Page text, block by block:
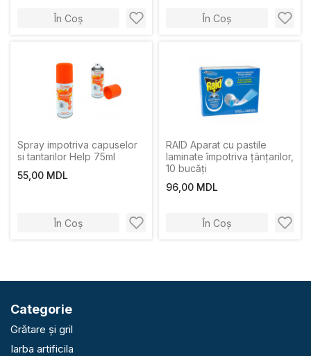
În Coș În Coș
Spray impotriva capuselor
si tantarilor Help 75ml
55,00 MDL
În Coș
RAID Aparat cu pastile
laminate împotriva țânțarilor,
10 bucăți
96,00 MDL
În Coș
Categorie
Grătare și gril
Iarba artificila